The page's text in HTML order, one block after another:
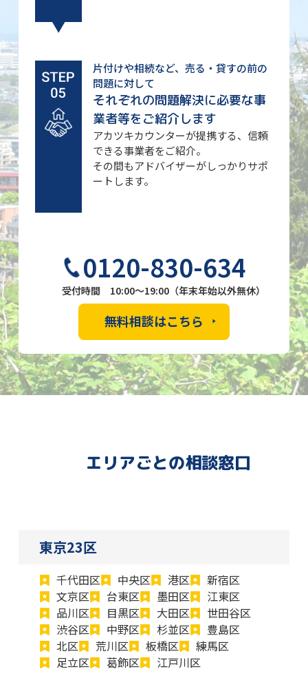
片付けや相続など、売る・貸すの前の
問題に対して
それぞれの問題解決に必要な事
業者等をご紹介します
アカツキカウンターが提携する、信頼
できる事業者をご紹介。
その間もアドバイザーがしっかりサポ
ートします。
0120-830-634
受付時間 10:00～19:00（年末年始以外無休）
無料相談はこちら
エリアごとの相談窓口
東京23区
千代田区 中央区 港区
新宿区
文京区
台東区 墨田区
江東区
品川区
目黒区 大田区
世田谷区
渋谷区
中野区 杉並区
豊島区
北区
荒川区 板橋区
練馬区
足立区
葛飾区 江戸川区